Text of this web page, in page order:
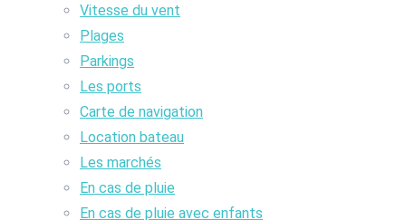
Vitesse du vent
Plages
Parkings
Les ports
Carte de navigation
Location bateau
Les marchés
En cas de pluie
En cas de pluie avec enfants